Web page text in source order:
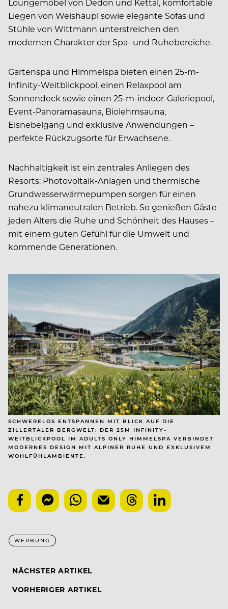
Loungemöbel von Dedon und Kettal, komfortable
Liegen von Weishäupl sowie elegante Sofas und
Stühle von Wittmann unterstreichen den
modernen Charakter der Spa- und Ruhebereiche.
Gartenspa und Himmelspa bieten einen 25-m-
Infinity-Weitblickpool, einen Relaxpool am
Sonnendeck sowie einen 25-m-indoor-Galeriepool,
Event-Panoramasauna, Biolehmsauna,
Eisnebelgang und exklusive Anwendungen –
perfekte Rückzugsorte für Erwachsene.
Nachhaltigkeit ist ein zentrales Anliegen des
Resorts: Photovoltaik-Anlagen und thermische
Grundwasserwärmepumpen sorgen für einen
nahezu klimaneutralen Betrieb. So genießen Gäste
jeden Alters die Ruhe und Schönheit des Hauses –
mit einem guten Gefühl für die Umwelt und
kommende Generationen.
SCHWERELOS ENTSPANNEN MIT BLICK AUF DIE
ZILLERTALER BERGWELT: DER 25M INFINITY-
WEITBLICKPOOL IM ADULTS ONLY HIMMELSPA VERBINDET
MODERNES DESIGN MIT ALPINER RUHE UND EXKLUSIVEM
WOHLFÜHLAMBIENTE.
WERBUNG
NÄCHSTER ARTIKEL
VORHERIGER ARTIKEL